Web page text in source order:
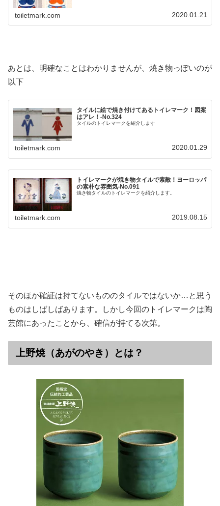
toiletmark.com 2020.01.21
あとは、明確なことはわかりませんが、焼き物っぽいのが
以下
タイルに絵で焼き付けてあるトイレマーク！図案
はアレ！‐No.324
タイルのトイレマークを紹介します
toiletmark.com 2020.01.29
トイレマークが焼き物タイルで素敵！ヨーロッパ
の素朴な雰囲気‐No.091
焼き物タイルのトイレマークを紹介します。
toiletmark.com 2019.08.15
そのほか確証は持てないもののタイルではないか…と思う
ものはしばしばあります。しかし今回のトイレマークは陶
芸館にあったことから、確信が持てる次第。
上野焼（あがのやき）とは？